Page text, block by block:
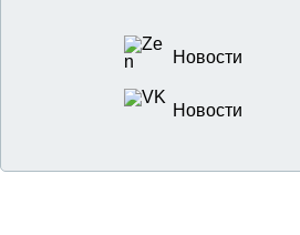
Новости
Новости